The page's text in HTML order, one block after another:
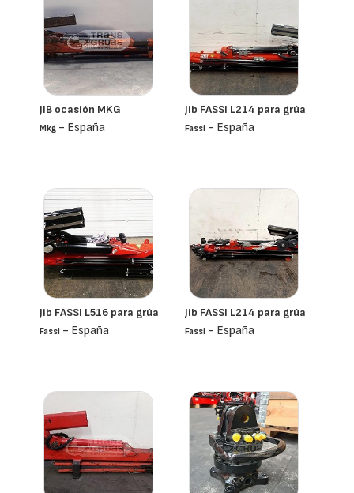
JIB ocasión MKG
Mkg - España
Jib FASSI L214 para grúa
Fassi - España
Jib FASSI L516 para grúa
Fassi - España
Jib FASSI L214 para grúa
Fassi - España